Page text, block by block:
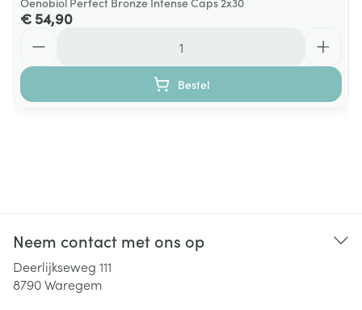
€ 54,90
Bestel
Neem contact met ons op
Deerlijkseweg 111
8790Waregem